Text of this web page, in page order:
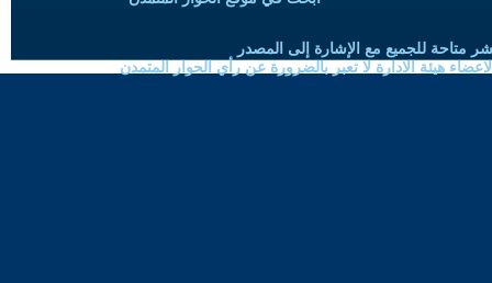
متاحة للجميع مع الإشارة إلى المصدر
هيئة الادارة لا تعبر بالضرورة عن رأي الحوار المتمدن